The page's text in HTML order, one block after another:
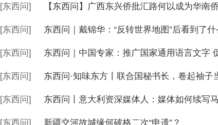
[东西问] 【东西问】广西东兴侨批汇路何以成为华南
[东西问] 东西问｜戴锦华：“反转世界地图”后看到了
[东西问] 东西问｜中国专家：推广国家通用语言文字
[东西问] 东西问·知味东方丨联合国秘书长，卷起袖子
[东西问] 东西问丨意大利资深媒体人：媒体如何续写
[东西问] 新疆交河故城缘何破格二次“申遗”？